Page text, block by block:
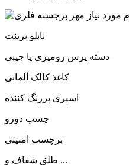
نایلو پرینت
دسته پرس رومیزی یا جیبی
کاغذ کالک آلمانی
اسپری پررنگ کننده
چسب دورو
برچسب امنیتی
طلق شفاف و ...